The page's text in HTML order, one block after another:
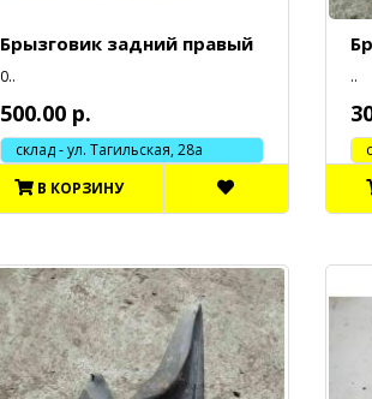
Брызговик задний правый
0..
500.00 р.
склад - ул. Тагильская, 28а
В КОРЗИНУ
..